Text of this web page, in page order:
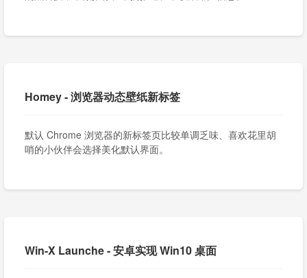
Homey - 浏览器动态壁纸新标签
默认 Chrome 浏览器的新标签页比较单调乏味、喜欢花里胡
哨的小伙伴会选择美化默认界面。
Win-X Launche - 安卓实现 Win10 桌面